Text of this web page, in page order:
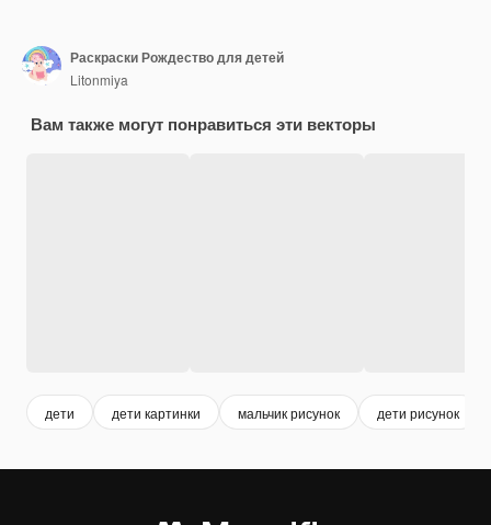
Раскраски Рождество для детей
Litonmiya
Вам также могут понравиться эти векторы
дети дети картинки мальчик рисунок дети рисунок